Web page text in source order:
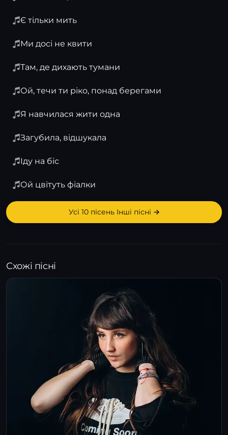
Є тільки мить
Ми досі не квити
Там, де дихають тумани
Ой, течи ти ріко, понад берегами
Я навчилася жити одна
Загубила, відшукала
Іду на біс
Ой цвітуть фіалки
Усі 10 пісень Інші пісні →
Схожі пісні